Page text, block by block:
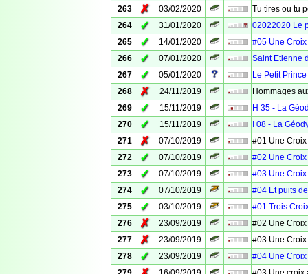
263
✗ 03/02/2020
Tu tires ou tu
264
✓ 31/01/2020
02022020 Le
265
✓ 14/01/2020
#05 Une Croix
266
✓ 07/01/2020
Saint Etienne
267
✓ 05/01/2020
Le Petit Prince
268
✗ 24/11/2019
Hommages
269
✓ 15/11/2019
H 35 - La
270
✓ 15/11/2019
I 08 - La
271
✗ 07/10/2019
#01 Une Croix
272
✓ 07/10/2019
#02 Une Croix
273
✓ 07/10/2019
#03 Une Croix
274
✓ 07/10/2019
#04 Et puits
275
✓ 03/10/2019
#01 Trois
276
✗ 23/09/2019
#02 Une
277
✗ 23/09/2019
#03 Une
278
✓ 23/09/2019
#04 Une